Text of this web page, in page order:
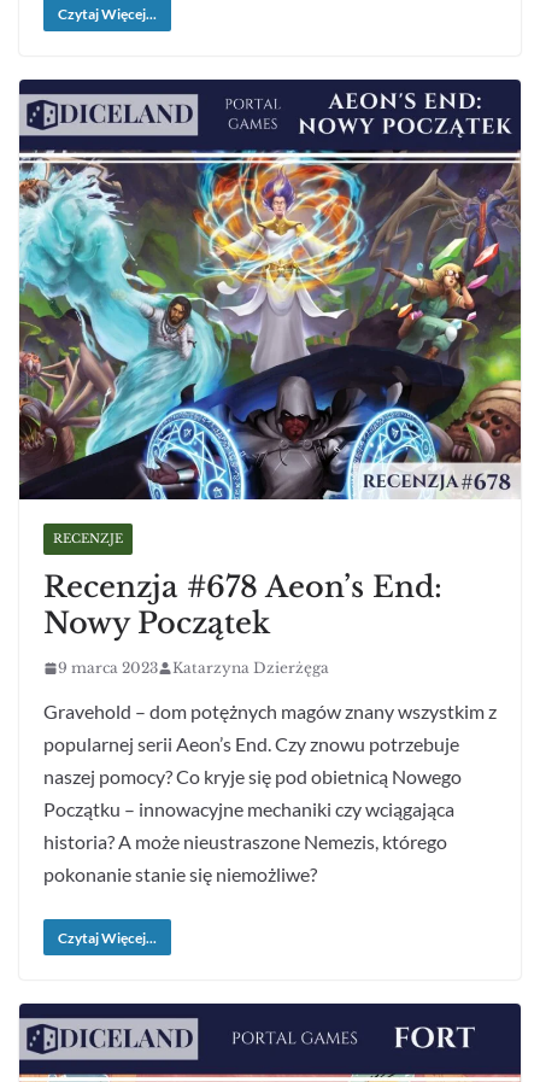
Czytaj Więcej...
RECENZJE
Recenzja #678 Aeon’s End:
Nowy Początek
9 marca 2023 Katarzyna Dzierżęga
Gravehold – dom potężnych magów znany wszystkim z
popularnej serii Aeon’s End. Czy znowu potrzebuje
naszej pomocy? Co kryje się pod obietnicą Nowego
Początku – innowacyjne mechaniki czy wciągająca
historia? A może nieustraszone Nemezis, którego
pokonanie stanie się niemożliwe?
Czytaj Więcej...